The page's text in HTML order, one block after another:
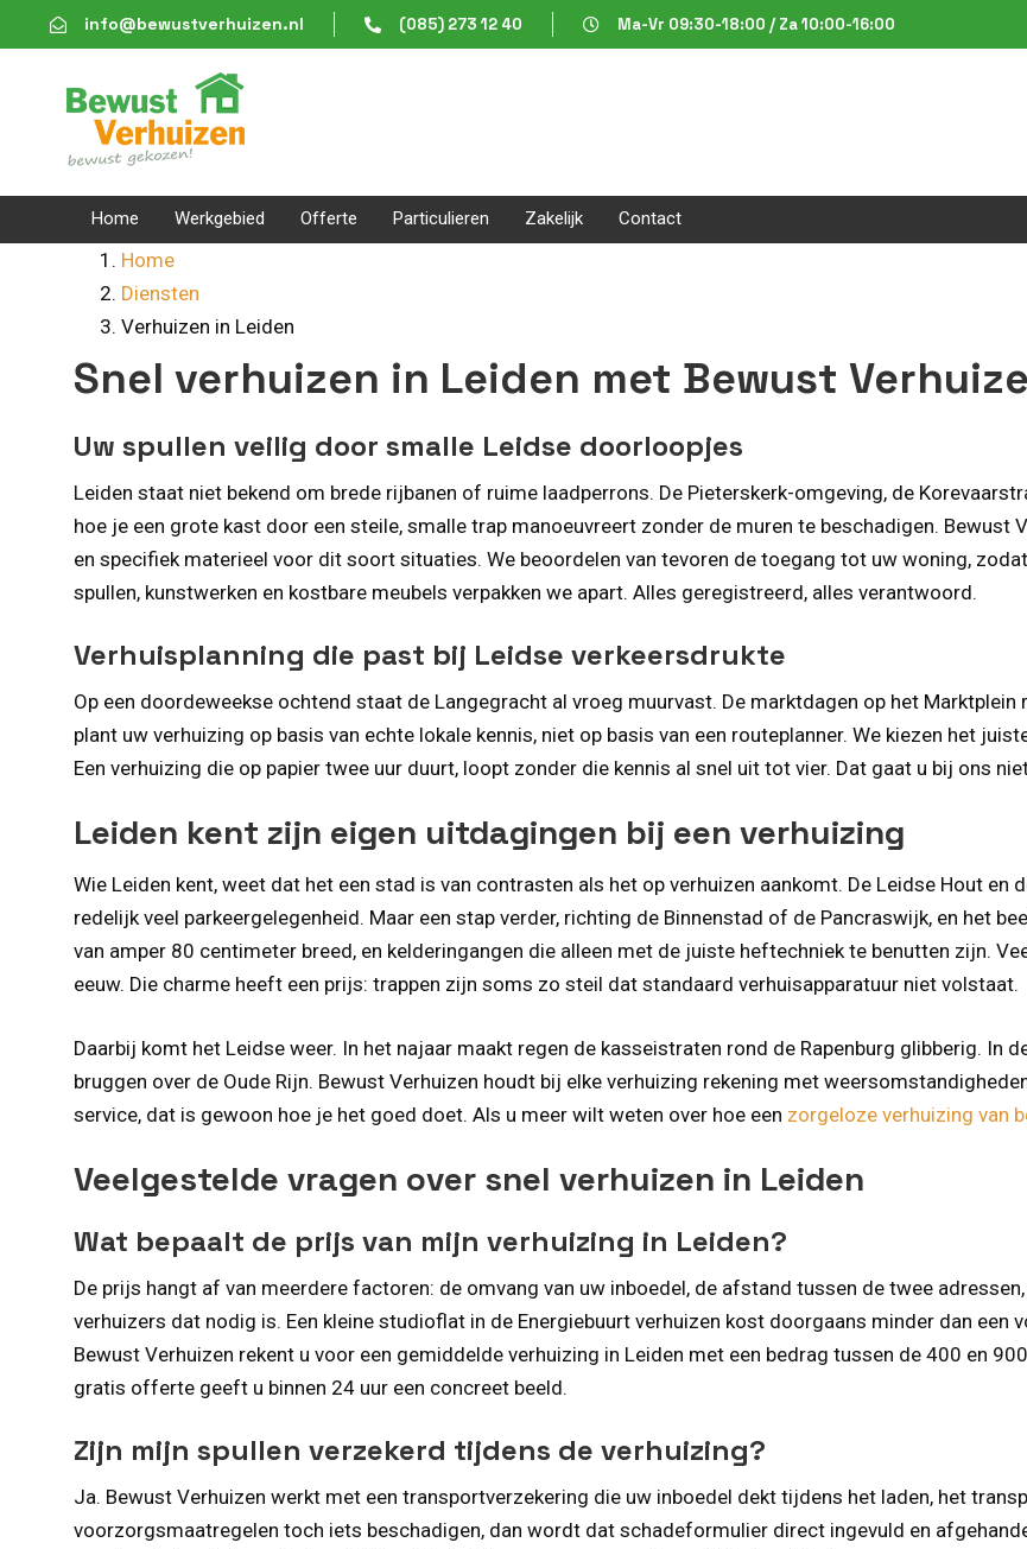
links
to
content
info@bewustverhuizen.nl (085) 273 12 40 Ma-Vr 09:30-18:00 / Za 10:00-16:00
Home Werkgebied Offerte Particulieren Zakelijk Contact
Home
Diensten
Verhuizen in Leiden
Snel verhuizen in Leiden met Bewust
Uw spullen veilig door smalle Leidse doorloopjes
Leiden staat niet bekend om brede rijbanen of ruime laadperrons. De Pieterskerk-omgeving, de
hoe je een grote kast door een steile, smalle trap manoeuvreert zonder de muren te beschadigen. Bewust
en specifiek materieel voor dit soort situaties. We beoordelen van tevoren de toegang tot uw woning,
spullen, kunstwerken en kostbare meubels verpakken we apart. Alles geregistreerd, alles verantwoord.
Verhuisplanning die past bij Leidse verkeersdrukte
Op een doordeweekse ochtend staat de Langegracht al vroeg muurvast. De marktdagen op het Marktplein
plant uw verhuizing op basis van echte lokale kennis, niet op basis van een routeplanner. We kiezen het
Een verhuizing die op papier twee uur duurt, loopt zonder die kennis al snel uit tot vier. Dat gaat u bij ons
Leiden kent zijn eigen uitdagingen bij een verhuizing
Wie Leiden kent, weet dat het een stad is van contrasten als het op verhuizen aankomt. De Leidse Hout en
redelijk veel parkeergelegenheid. Maar een stap verder, richting de Binnenstad of de Pancraswijk, en het
van amper 80 centimeter breed, en kelderingangen die alleen met de juiste heftechniek te benutten zijn.
eeuw. Die charme heeft een prijs: trappen zijn soms zo steil dat standaard verhuisapparatuur niet volstaat.
Daarbij komt het Leidse weer. In het najaar maakt regen de kasseistraten rond de Rapenburg glibberig.
bruggen over de Oude Rijn. Bewust Verhuizen houdt bij elke verhuizing rekening met
service, dat is gewoon hoe je het goed doet. Als u meer wilt weten over hoe een zorgeloze verhuizing van
Veelgestelde vragen over snel verhuizen in Leiden
Wat bepaalt de prijs van mijn verhuizing in Leiden?
De prijs hangt af van meerdere factoren: de omvang van uw inboedel, de afstand tussen de twee
verhuizers dat nodig is. Een kleine studioflat in de Energiebuurt verhuizen kost doorgaans minder dan een
Bewust Verhuizen rekent u voor een gemiddelde verhuizing in Leiden met een bedrag tussen de 400 en
gratis offerte geeft u binnen 24 uur een concreet beeld.
Zijn mijn spullen verzekerd tijdens de verhuizing?
Ja. Bewust Verhuizen werkt met een transportverzekering die uw inboedel dekt tijdens het laden, het
voorzorgsmaatregelen toch iets beschadigen, dan wordt dat schadeformulier direct ingevuld en